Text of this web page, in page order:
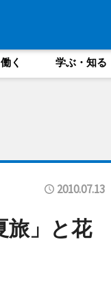
く 学ぶ・知る
2010.07.13
旅」と花